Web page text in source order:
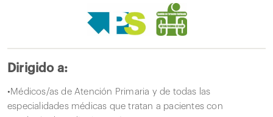
Dirigido a:
•Médicos/as de Atención Primaria y de todas las
especialidades médicas que tratan a pacientes con